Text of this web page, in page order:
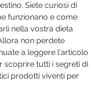
Siete curiosi di
funzionano e come
nella vostra dieta
non perdete
a leggere l'articolo
scoprire tutti i segreti di
prodotti viventi per